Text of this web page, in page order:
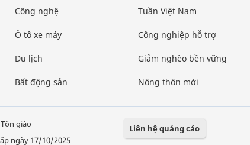
Công nghệ
Ô tô xe máy
Du lịch
Bất động sản
Tuần Việt Nam
Công nghiệp hỗ trợ
Giảm nghèo bền vững
Nông thôn mới
giáo
ngày 17/10/2025
Liên hệ quảng cáo